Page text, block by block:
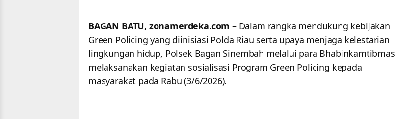
BAGAN BATU, zonamerdeka.com – Dalam rangka mendukung kebijakan
Green Policing yang diinisiasi Polda Riau serta upaya menjaga kelestarian
lingkungan hidup, Polsek Bagan Sinembah melalui para Bhabinkamtibmas
melaksanakan kegiatan sosialisasi Program Green Policing kepada
masyarakat pada Rabu (3/6/2026).